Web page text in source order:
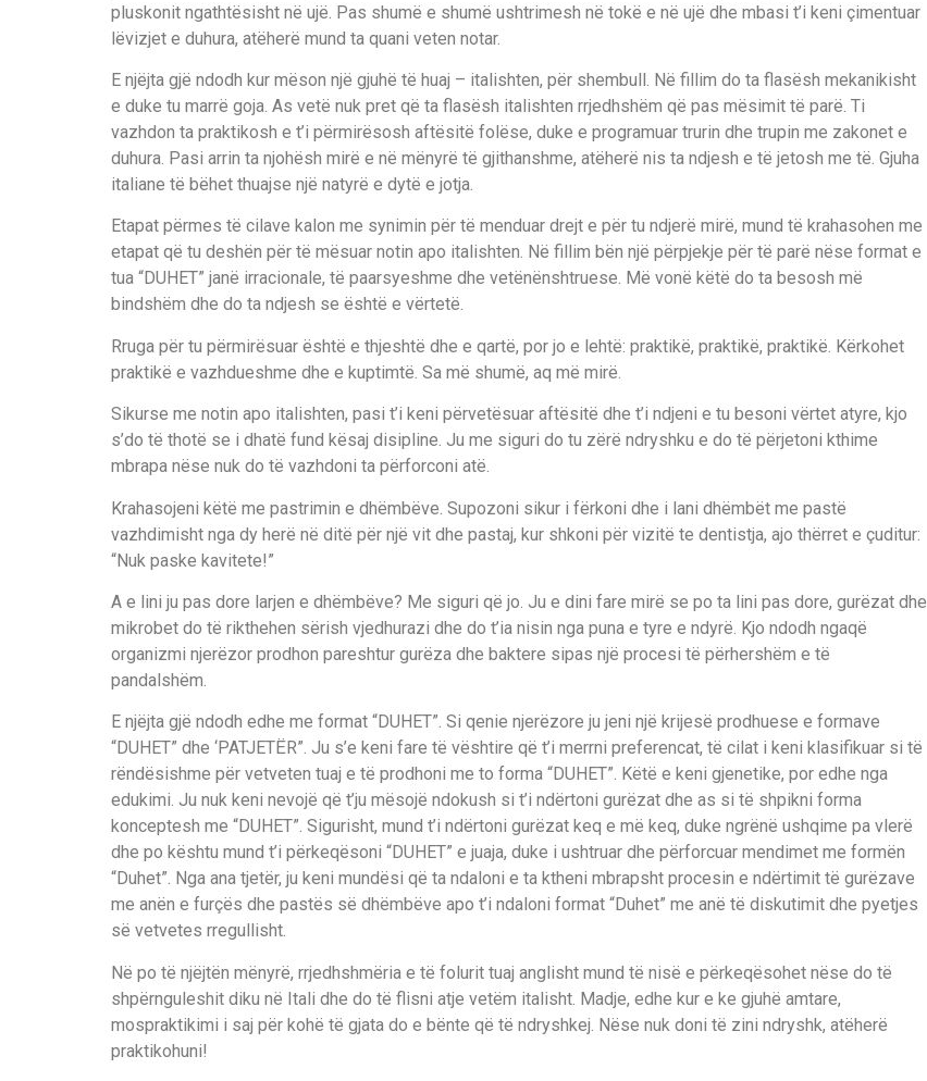
pluskonit ngathtësisht në ujë. Pas shumë e shumë ushtrimesh në tokë e në ujë dhe mbasi t’i keni çimentuar
lëvizjet e duhura, atëherë mund ta quani veten notar.
E njëjta gjë ndodh kur mëson një gjuhë të huaj – italishten, për shembull. Në fillim do ta flasësh mekanikisht
e duke tu marrë goja. As vetë nuk pret që ta flasësh italishten rrjedhshëm që pas mësimit të parë. Ti
vazhdon ta praktikosh e t’i përmirësosh aftësitë folëse, duke e programuar trurin dhe trupin me zakonet e
duhura. Pasi arrin ta njohësh mirë e në mënyrë të gjithanshme, atëherë nis ta ndjesh e të jetosh me të. Gjuha
italiane të bëhet thuajse një natyrë e dytë e jotja.
Etapat përmes të cilave kalon me synimin për të menduar drejt e për tu ndjerë mirë, mund të krahasohen me
etapat që tu deshën për të mësuar notin apo italishten. Në fillim bën një përpjekje për të parë nëse format e
tua “DUHET” janë irracionale, të paarsyeshme dhe vetënënshtruese. Më vonë këtë do ta besosh më
bindshëm dhe do ta ndjesh se është e vërtetë.
Rruga për tu përmirësuar është e thjeshtë dhe e qartë, por jo e lehtë: praktikë, praktikë, praktikë. Kërkohet
praktikë e vazhdueshme dhe e kuptimtë. Sa më shumë, aq më mirë.
Sikurse me notin apo italishten, pasi t’i keni përvetësuar aftësitë dhe t’i ndjeni e tu besoni vërtet atyre, kjo
s’do të thotë se i dhatë fund kësaj disipline. Ju me siguri do tu zërë ndryshku e do të përjetoni kthime
mbrapa nëse nuk do të vazhdoni ta përforconi atë.
Krahasojeni këtë me pastrimin e dhëmbëve. Supozoni sikur i fërkoni dhe i lani dhëmbët me pastë
vazhdimisht nga dy herë në ditë për një vit dhe pastaj, kur shkoni për vizitë te dentistja, ajo thërret e çuditur:
“Nuk paske kavitete!”
A e lini ju pas dore larjen e dhëmbëve? Me siguri që jo. Ju e dini fare mirë se po ta lini pas dore, gurëzat dhe
mikrobet do të rikthehen sërish vjedhurazi dhe do t’ia nisin nga puna e tyre e ndyrë. Kjo ndodh ngaqë
organizmi njerëzor prodhon pareshtur gurëza dhe baktere sipas një procesi të përhershëm e të
pandalshëm.
E njëjta gjë ndodh edhe me format “DUHET”. Si qenie njerëzore ju jeni një krijesë prodhuese e formave
“DUHET” dhe ‘PATJETËR”. Ju s’e keni fare të vështire që t’i merrni preferencat, të cilat i keni klasifikuar si të
rëndësishme për vetveten tuaj e të prodhoni me to forma “DUHET”. Këtë e keni gjenetike, por edhe nga
edukimi. Ju nuk keni nevojë që t’ju mësojë ndokush si t’i ndërtoni gurëzat dhe as si të shpikni forma
konceptesh me “DUHET”. Sigurisht, mund t’i ndërtoni gurëzat keq e më keq, duke ngrënë ushqime pa vlerë
dhe po kështu mund t’i përkeqësoni “DUHET” e juaja, duke i ushtruar dhe përforcuar mendimet me formën
“Duhet”. Nga ana tjetër, ju keni mundësi që ta ndaloni e ta ktheni mbrapsht procesin e ndërtimit të gurëzave
me anën e furçës dhe pastës së dhëmbëve apo t’i ndaloni format “Duhet” me anë të diskutimit dhe pyetjes
së vetvetes rregullisht.
Në po të njëjtën mënyrë, rrjedhshmëria e të folurit tuaj anglisht mund të nisë e përkeqësohet nëse do të
shpërnguleshit diku në Itali dhe do të flisni atje vetëm italisht. Madje, edhe kur e ke gjuhë amtare,
mospraktikimi i saj për kohë të gjata do e bënte që të ndryshkej. Nëse nuk doni të zini ndryshk, atëherë
praktikohuni!